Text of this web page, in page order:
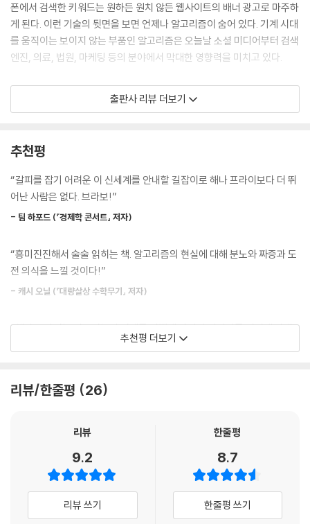
이들은 당신의 이 모든 데이터를 결합한 뒤에 자사가 구매해 확보한 여러
정보와 서로 대조해서 당신을 상세히 알려주는 파일로 만든다. 즉 당신이
디지털 세계에 남긴 그림자를 분석해서 당신의 데이터 소개서를 만든다.
이런 브로커가 만든 데이터베이스 가운데 어떤 것은 거짓말 하나 보태지
않고 정말로 당신의 ID(물론 당신이 이 ID를 알 리는 없다)를 입력해 디지
털 파일을 열면, 당신이 지금껏 디지털에 남긴 흔적을 고스란히 보여준다.
순자산, 몸무게, 키, 장애, 복용하는 약, 도박 습관, 임신 중절 여부, 부모님
의견, 겉으로 보이는 성적 취향과 실제 성적 취향까지 모두. 달리 말해 어딘
가에 숨은 서버 속에 수만 가지 파일과 범주가 저장되어 있고, 그 안에 사실
상 한 사람 한 사람의 수만 가지 상세 정보가 들어 있다. --- p.61
알고리즘이 인종을 대놓고 평가인자로 명시하지는 않았지만, 「프로퍼블리
카」는 계산 알고리즘이 모든 사람을 똑같이 다루지는 않는다는 사실을 알
아냈다. 전체 결과를 볼 때 알고리즘이 오류를 일으킬 확률은 흑인이든 백
인이든 크게 다르지 않았지만, 인종에 따라 오류의 종류가 달랐다. 당신이
하자. 이때 알고리즘이 당신을 고위험군으로 잘못 분류할 확률이 백인보다
흑인일 때 두 배였다. 달리 말해, 알고리즘의 긍정 오류가 흑인에 치우쳐 있
앞으로 몇 년 뒤, 당신이 자율주행 자동차를 타고 도심 거리를 신나게 달리
겨 차를 멈출 수가 없다. 충돌을 피할 수 없는 이 상황에서 차는 선택을 해
야 한다. 도로에서 벗어나 콘크리트 벽을 들이받아 탑승자를 죽음에 이르
게 할 것인가? 아니면 계속 달려 탑승자는 살리되, 횡단보도를 건너는 보
행자를 칠 것인가? 우리는 이때 자율주행 알고리즘이 어떻게 작동하도록
설계해야 할까? 누가 죽을지를 어떻게 결정할까? 당신도 분명 나름대로
의견이 있을 것이다. 아주 단순하게 되도록 많은 목숨이 걸린 쪽을 구해야
폰에서 검색한 키워드는 원하든 원치 않든 웹사이트의 배너 광고로 마주하
게 된다. 이런 기술의 뒷면을 보면 언제나 알고리즘이 숨어 있다. 기계 시대
를 움직이는 보이지 않는 부품인 알고리즘은 오늘날 소셜 미디어부터 검색
엔진, 의료, 법원, 마케팅 등의 분야에서 막대한 영향력을 미치고 있다.
런던대학교에서 도시 수학을 가르치는 해나 프라이는 『안녕, 인간』에서 다
양한 알고리즘과 인공지능이 사회를 어떻게 통제하는지와 인간으로서 살
다고 말한다. 그러기 위해 “기계의 오류와 결함은 물론, 인간의 결점과 약
점까지 이해”해야 한다며, 우리가 알고리즘을 어떻게 잘못 이해하고 있는
지와 어떤 관점에서 미래를 바라볼 것인지에 대해 다양한 사례를 통해 접
이 시대 최고의 황금이 된 ‘개인 데이터’
이 책에서 저자는 알고리즘으로 인해 개인 데이터의 유출이 얼마나 심각한
밀한 검색 기록뿐만 아니라 정치 성향, 복용하는 약, 임신 중절 여부까지도
무심코 ‘동의’하는 순간 모두 데이터 브로커에 팔린다. 데이터 브로커는 이
데이터를 이용해 우리의 호불호에 따라 최대한 관심사와 맞는 광고를 띄운
인간을 조종하는 데까지 널리 쓰인다. 대선 동안 조작된 가짜 뉴스를 퍼뜨
이터가 이 시대의 새로운 황금이라면, 우리는 현재 거친 미국 서부 개척 시
대를 사는 셈이라며 무료 알고리즘에 의문을 품을 것을 경고한다.
개인의 이익과 공공의 이익이 충돌할 때
어떤 선택을 할 것인가
출판사 리뷰 더보기
추천평
“갈피를 잡기 어려운 이 신세계를 안내할 길잡이로 해나 프라이보다 더 뛰
어난 사람은 없다. 브라보!”
- 팀 하포드 (『경제학 콘서트』 저자)
“흥미진진해서 술술 읽히는 책. 알고리즘의 현실에 대해 분노와 짜증과 도
전 의식을 느낄 것이다!”
- 캐시 오닐 (『대량살상 수학무기』 저자)
“해나 프라이는 인공지능의 시대를 어떻게 살아갈 것인가를 멋지게 탐색
한다. 이 책은 앞으로 몇 년 동안 술집에서 또 저녁 식사 자리에서 논쟁을
- 애덤 러더퍼드 (『사피엔스 DNA 역사』 저자)
절한 조치를 취해야 한다는 해나 프라이의 훌륭하고도 유쾌한 이야기를 꼭
읽어봐야 한다.”
- 데이비드 로언 (「와이어드」 영국판 편집장)
“데이터와 알고리즘에 관한 최고의 책들 중 하나!”
추천평 더보기
리뷰/한줄평 26
리뷰
9.2
리뷰 쓰기
한줄평
8.7
한줄평 쓰기